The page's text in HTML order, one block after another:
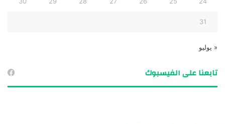
31
« يوليو
تابعنا على الفيسبوك